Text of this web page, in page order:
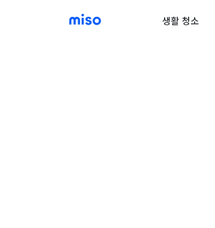
생활 청소